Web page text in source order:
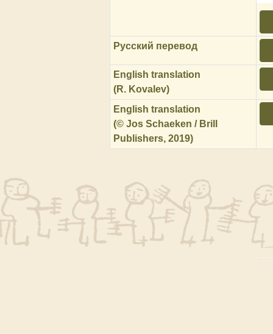
Русский перевод
English translation
(R. Kovalev)
English translation
(© Jos Schaeken / Brill
Publishers, 2019)